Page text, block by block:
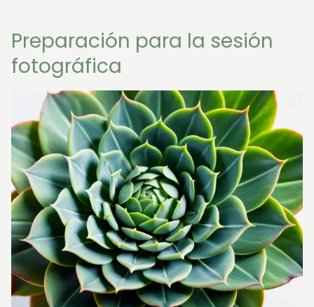
Preparación para la sesión
fotográfica